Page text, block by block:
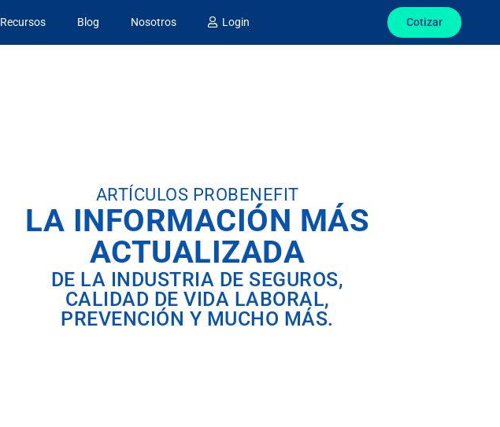
Recursos Blog Nosotros Login Cotizar
ARTÍCULOS PROBENEFIT
LA INFORMACIÓN MÁS
ACTUALIZADA
DE LA INDUSTRIA DE SEGUROS,
CALIDAD DE VIDA LABORAL,
PREVENCIÓN Y MUCHO MÁS.